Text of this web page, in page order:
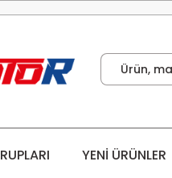
YENİ ÜRÜNLER